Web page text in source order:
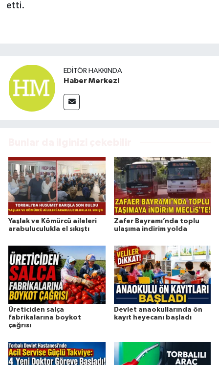
etti.
EDITÖR HAKKINDA
Haber Merkezi
Yaşlak ve Kömürcü aileleri
arabuluculukla el sıkıştı
Zafer Bayramı’nda toplu
ulaşıma indirim yolda
Üreticiden salça
fabrikalarına boykot
çağrısı
Devlet anaokullarında ön
kayıt heyecanı başladı